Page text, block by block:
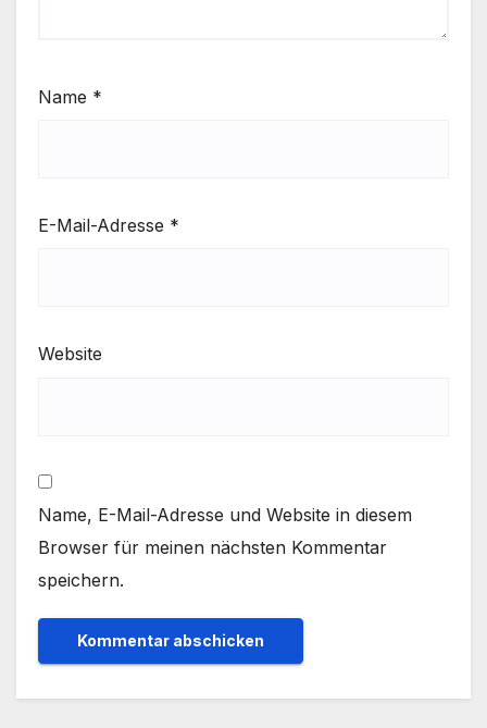
Name *
E-Mail-Adresse *
Website
Name, E-Mail-Adresse und Website in diesem
Browser für meinen nächsten Kommentar
speichern.